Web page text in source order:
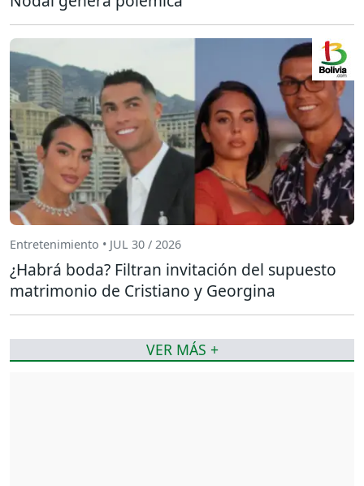
Entretenimiento • JUL 30 / 2026
¿Habrá boda? Filtran invitación del supuesto
matrimonio de Cristiano y Georgina
VER MÁS +